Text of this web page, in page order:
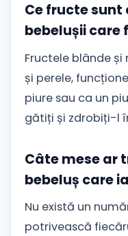
Ce fructe sunt
bebelușii care
Fructele blânde
și perele,
piure sau ca un
gătiți și zdrobiți-l
Câte mese ar
bebeluș care
Nu există un
potrivească